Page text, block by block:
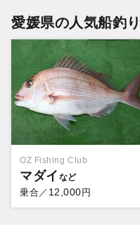
愛媛県の人気船釣
OZ Fishing Club
マダイ
乗合／ 12,000円